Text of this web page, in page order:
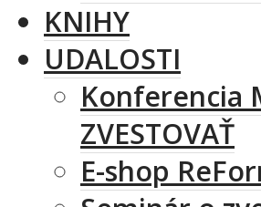
KNIHY
UDALOSTI
Konferencia
ZVESTOVAŤ
E-shop